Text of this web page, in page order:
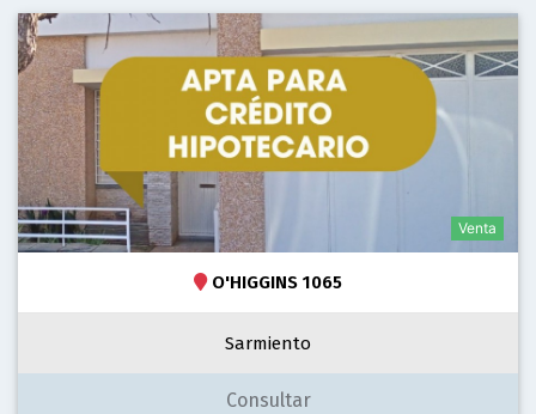
Venta
O'HIGGINS 1065
Sarmiento
Consultar